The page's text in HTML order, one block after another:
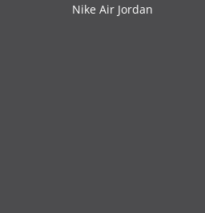
Nike Air Jordan